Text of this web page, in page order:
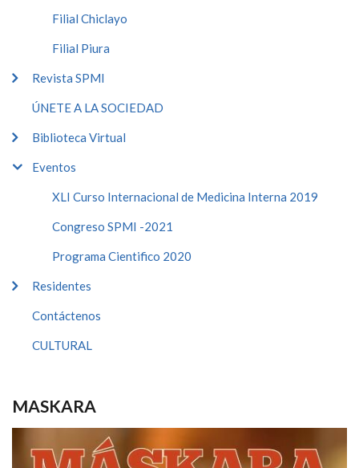
Filial Chiclayo
Filial Piura
Revista SPMI
ÚNETE A LA SOCIEDAD
Biblioteca Virtual
Eventos
XLI Curso Internacional de Medicina Interna 2019
Congreso SPMI -2021
Programa Cientifico 2020
Residentes
Contáctenos
CULTURAL
MASKARA